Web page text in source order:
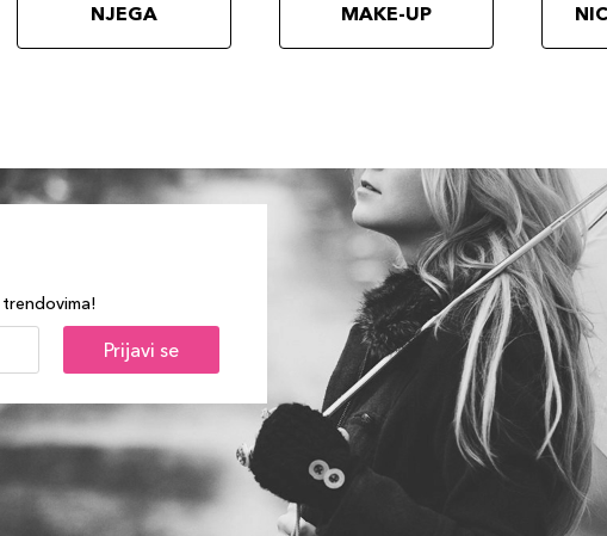
NJEGA MAKE-UP
Prijavi se